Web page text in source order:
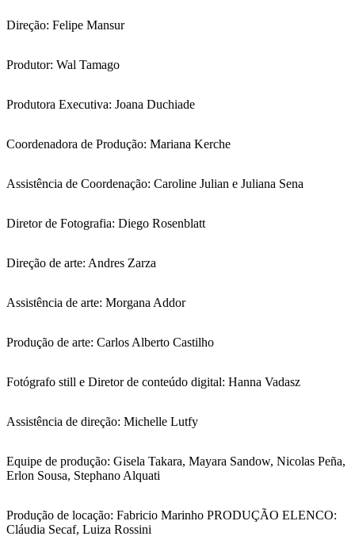
Direção: Felipe Mansur
Produtor: Wal Tamago
Produtora Executiva: Joana Duchiade
Coordenadora de Produção: Mariana Kerche
Assistência de Coordenação: Caroline Julian e Juliana Sena
Diretor de Fotografia: Diego Rosenblatt
Direção de arte: Andres Zarza
Assistência de arte: Morgana Addor
Produção de arte: Carlos Alberto Castilho
Fotógrafo still e Diretor de conteúdo digital: Hanna Vadasz
Assistência de direção: Michelle Lutfy
Equipe de produção: Gisela Takara, Mayara Sandow, Nicolas Peña,
Erlon Sousa, Stephano Alquati
Produção de locação: Fabricio Marinho PRODUÇÃO ELENCO:
Cláudia Secaf, Luiza Rossini